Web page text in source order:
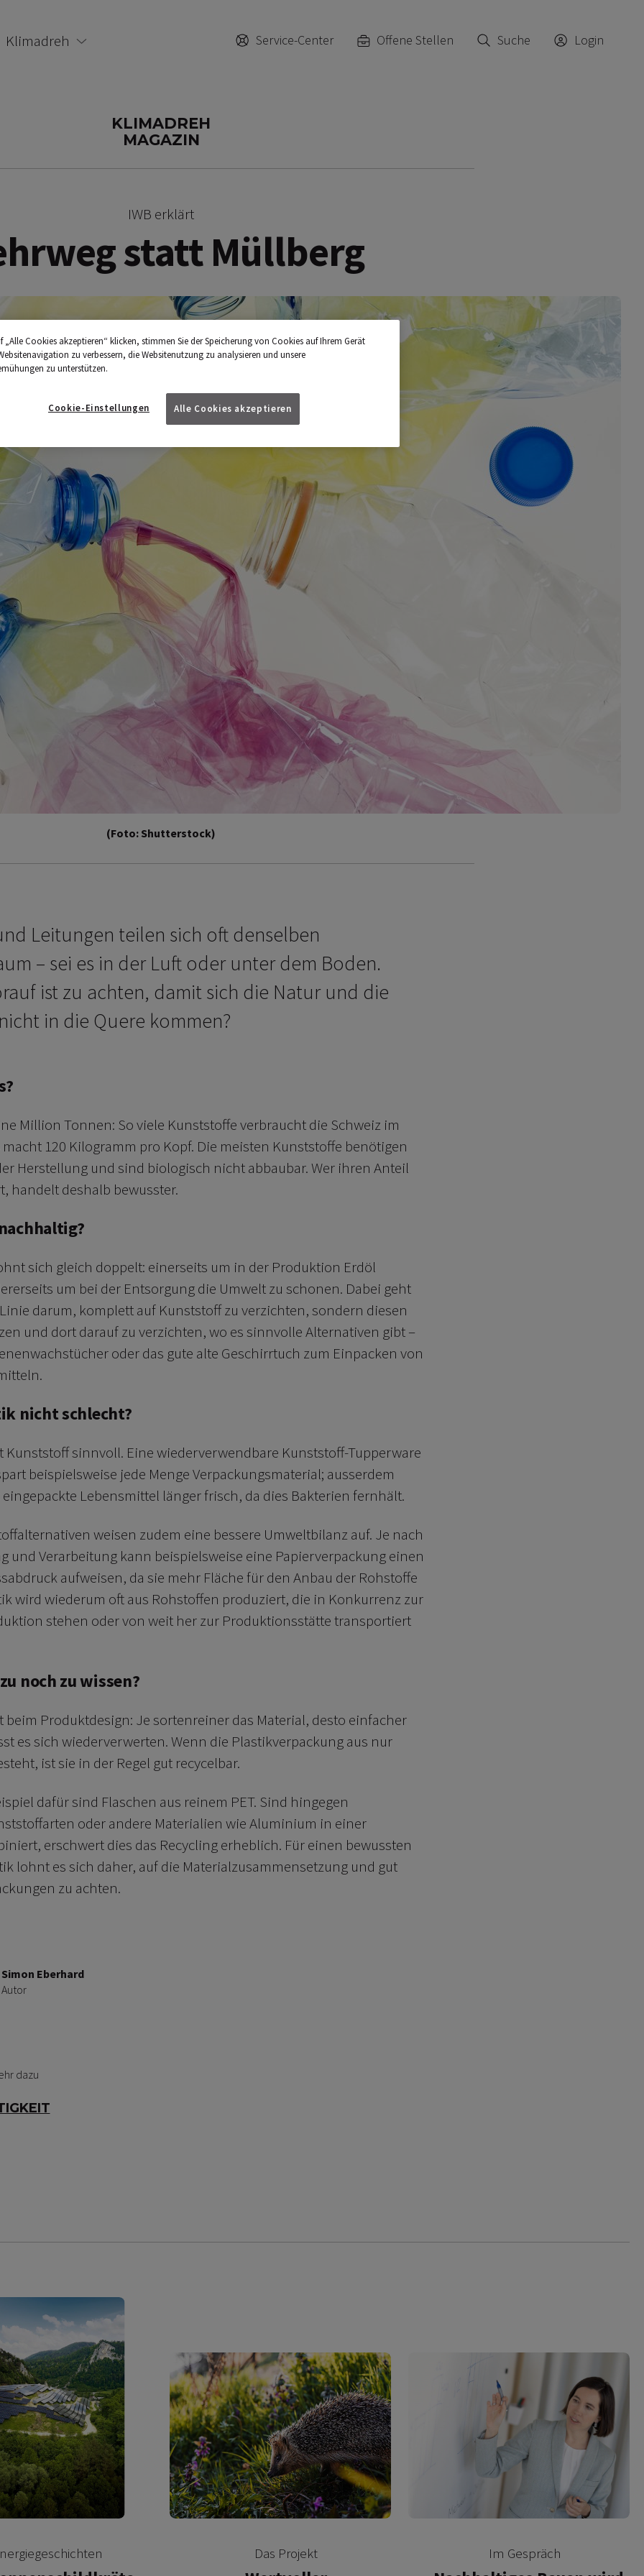
Klimadreh Service-Center Offene Stellen Suche Login
KLIMADREH
MAGAZIN
IWB erklärt
statt Müllberg
(Foto: Shutterstock)
Leitungen teilen sich oft denselben
– sei es in der Luft oder unter dem Boden.
ist zu achten, damit sich die Natur und die
in die Quere kommen?
Million Tonnen: So viele Kunststoffe verbraucht die Schweiz im
macht 120 Kilogramm pro Kopf. Die meisten Kunststoffe benötigen
Herstellung und sind biologisch nicht abbaubar. Wer ihren Anteil
handelt deshalb bewusster.
sich gleich doppelt: einerseits um in der Produktion Erdöl
um bei der Entsorgung die Umwelt zu schonen. Dabei geht
darum, komplett auf Kunststoff zu verzichten, sondern diesen
und dort darauf zu verzichten, wo es sinnvolle Alternativen gibt –
oder das gute alte Geschirrtuch zum Einpacken von
nicht schlecht?
Kunststoff sinnvoll. Eine wiederverwendbare Kunststoff-Tupperware
beispielsweise jede Menge Verpackungsmaterial; ausserdem
Lebensmittel länger frisch, da dies Bakterien fernhält.
weisen zudem eine bessere Umweltbilanz auf. Je nach
und Verarbeitung kann beispielsweise eine Papierverpackung einen
aufweisen, da sie mehr Fläche für den Anbau der Rohstoffe
wird wiederum oft aus Rohstoffen produziert, die in Konkurrenz zur
stehen oder von weit her zur Produktionsstätte transportiert
noch zu wissen?
beim Produktdesign: Je sortenreiner das Material, desto einfacher
es sich wiederverwerten. Wenn die Plastikverpackung aus nur
ist sie in der Regel gut recycelbar.
dafür sind Flaschen aus reinem PET. Sind hingegen
oder andere Materialien wie Aluminium in einer
erschwert dies das Recycling erheblich. Für einen bewussten
lohnt es sich daher, auf die Materialzusammensetzung und gut
zu achten.
Simon Eberhard
Autor
dazu
Das Projekt Im Gespräch
„Alle Cookies akzeptieren“ klicken, stimmen Sie der Speicherung von Cookies auf Ihrem Gerät
zu verbessern, die Websitenutzung zu analysieren und unsere
zu unterstützen.
Alle Cookies akzeptieren
Cookie-Einstellungen